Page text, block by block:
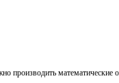
производить математические